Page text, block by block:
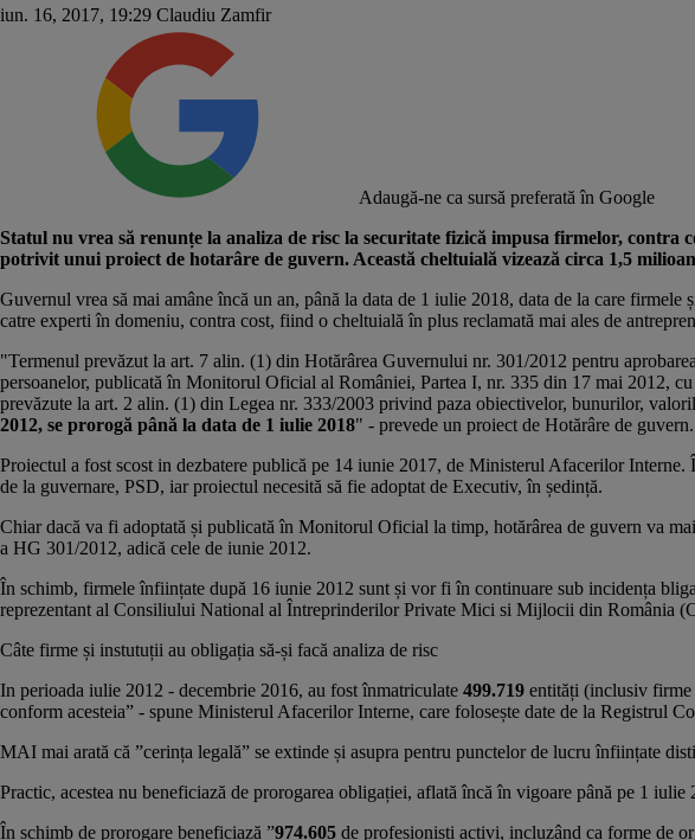
iun. 16, 2017, 19:29 Claudiu Zamfir
Adaugă-ne ca sursă preferată în Google
Statul nu vrea să renunțe la analiza de risc la securitate fizică impusa firmelor, contra
potrivit unui proiect de hotarâre de guvern. Această cheltuială vizează circa 1,5
Guvernul vrea să mai amâne încă un an, până la data de 1 iulie 2018, data de la care
catre experti în domeniu, contra cost, fiind o cheltuială în plus reclamată mai ales de
"Termenul prevăzut la art. 7 alin. (1) din Hotărârea Guvernului nr. 301/2012 pentru
persoanelor, publicată în Monitorul Oficial al României, Partea I, nr. 335 din 17 mai 2012,
prevăzute la art. 2 alin. (1) din Legea nr. 333/2003 privind paza obiectivelor, bunurilor,
2012, se prorogă până la data de 1 iulie 2018" - prevede un proiect de Hotărâre de guvern.
Proiectul a fost scost in dezbatere publică pe 14 iunie 2017, de Ministerul Afacerilor
de la guvernare, PSD, iar proiectul necesită să fie adoptat de Executiv, în ședință.
Chiar dacă va fi adoptată și publicată în Monitorul Oficial la timp, hotărârea de guvern va
a HG 301/2012, adică cele de iunie 2012.
În schimb, firmele înființate după 16 iunie 2012 sunt și vor fi în continuare sub incidența
reprezentant al Consiliului National al Întreprinderilor Private Mici si Mijlocii din România
Câte firme și instutuții au obligația să-și facă analiza de risc
In perioada iulie 2012 - decembrie 2016, au fost înmatriculate 499.719 entități (inclusiv firme
conform acesteia” - spune Ministerul Afacerilor Interne, care folosește date de la Registrul
MAI mai arată că ”cerința legală” se extinde și asupra pentru punctelor de lucru înființate
Practic, acestea nu beneficiază de prorogarea obligației, aflată încă în vigoare până pe 1
În schimb de prorogare beneficiază ”974.605 de profesioniști activi, incluzând ca forme de